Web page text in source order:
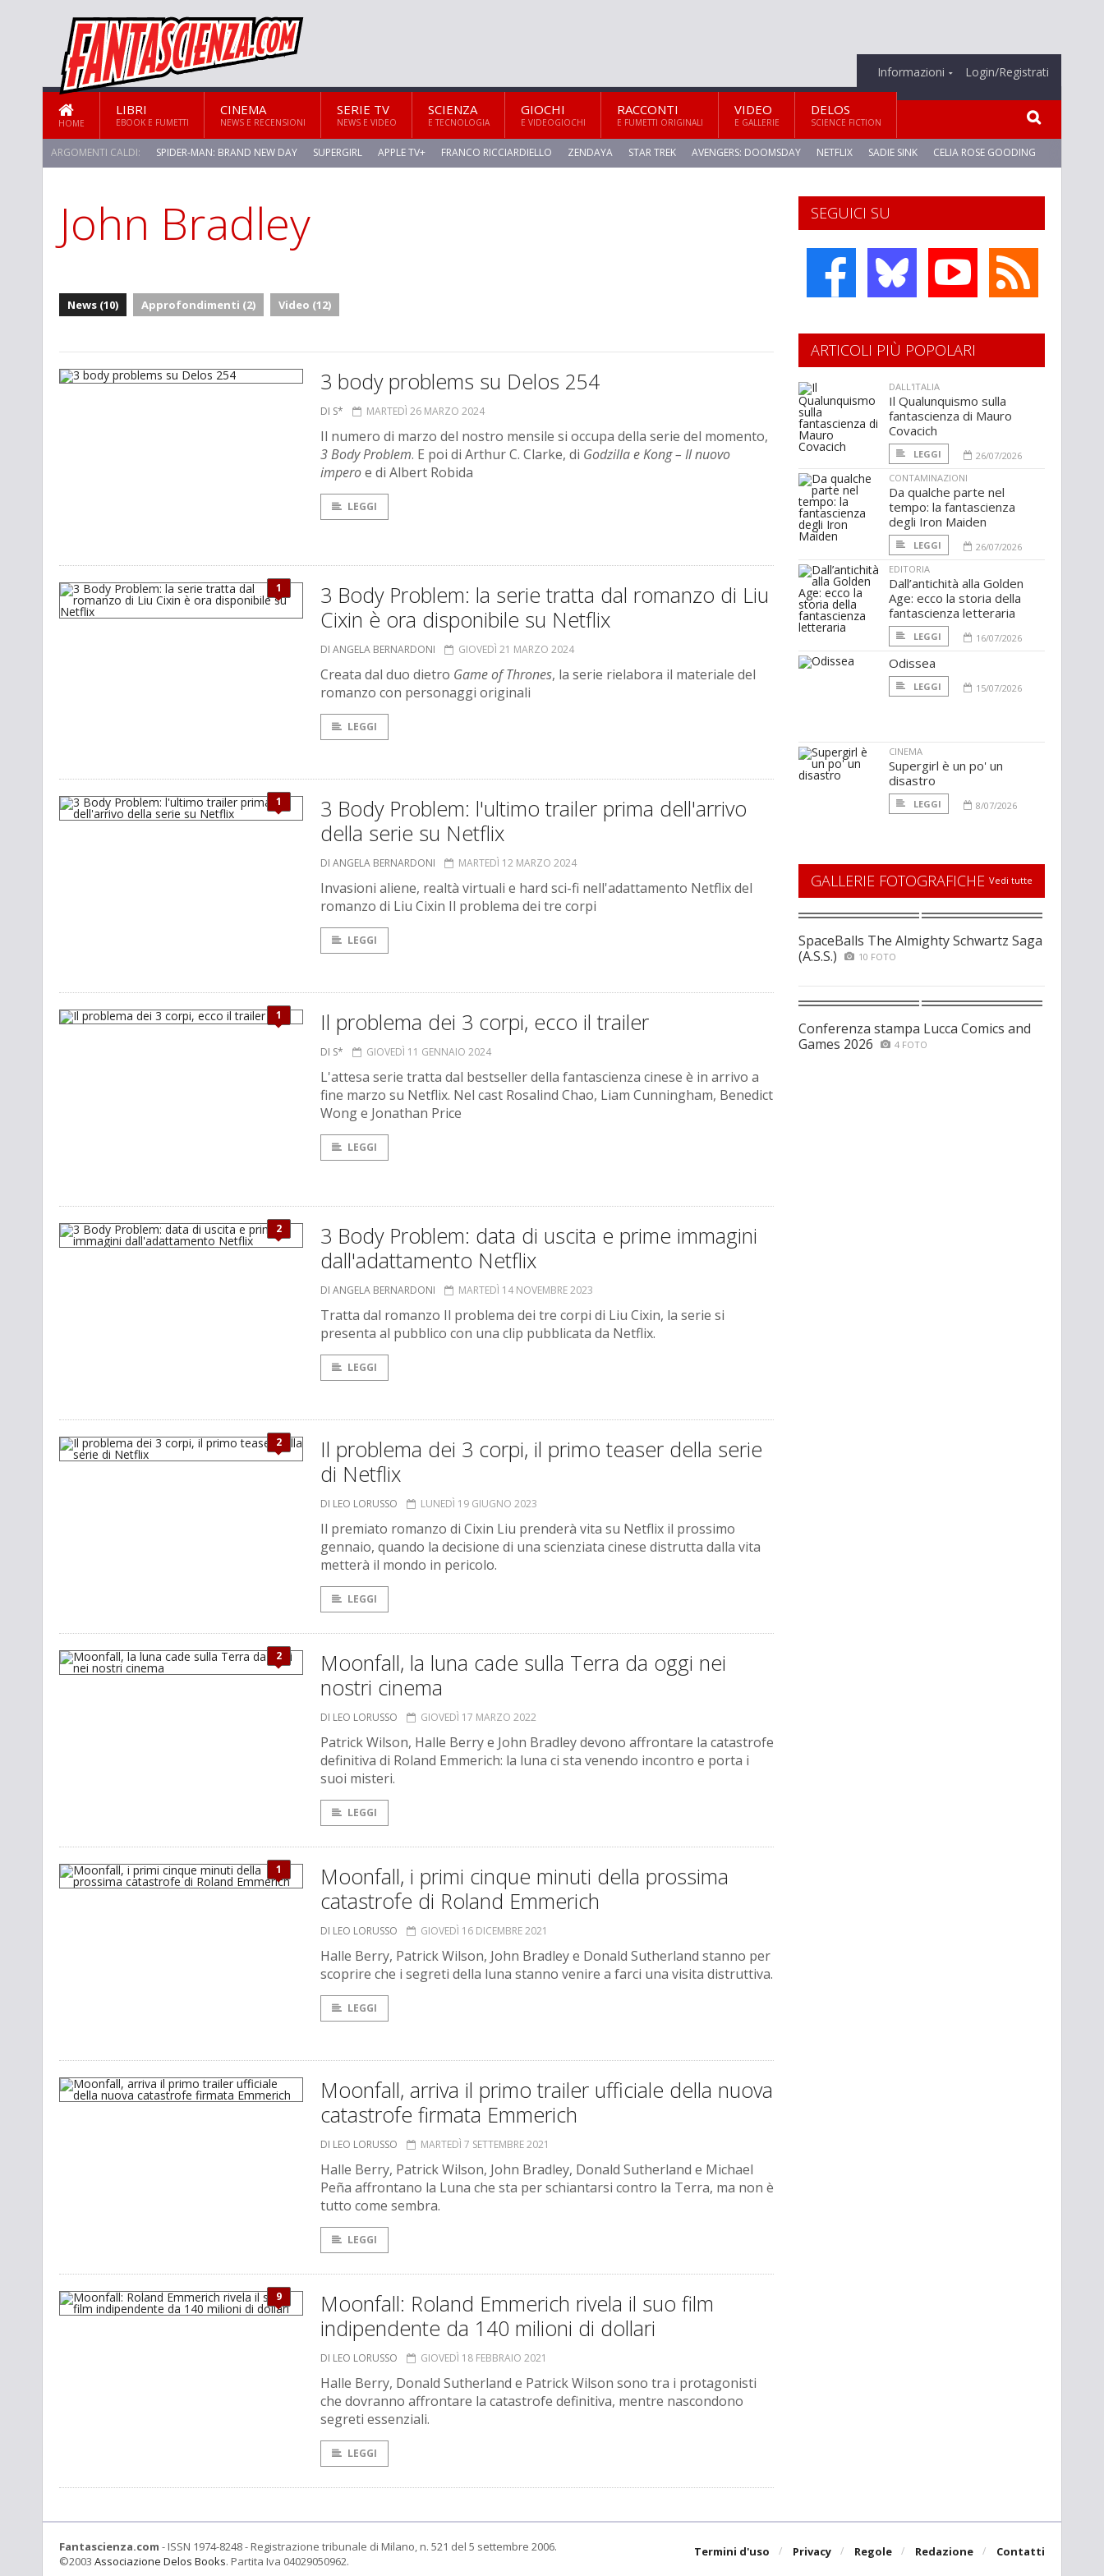
Informazioni Login/Registrati
HOME
LIBRI
EBOOK E FUMETTI
CINEMA
NEWS E RECENSIONI
SERIE TV
NEWS E VIDEO
SCIENZA
E TECNOLOGIA
GIOCHI
E VIDEOGIOCHI
RACCONTI
E FUMETTI ORIGINALI
VIDEO
E GALLERIE
DELOS
SCIENCE FICTION
ARGOMENTI CALDI: SPIDER-MAN: BRAND NEW DAY SUPERGIRL APPLE TV+ FRANCO RICCIARDIELLO ZENDAYA STAR TREK AVENGERS: DOOMSDAY NETFLIX SADIE SINK CELIA ROSE GOODING
John Bradley
News (10) Approfondimenti (2) Video (12)
3 body problems su Delos 254
DI S* MARTEDÌ 26 MARZO 2024
Il numero di marzo del nostro mensile si occupa della serie del momento,
3 Body Problem. E poi di Arthur C. Clarke, di Godzilla e Kong – Il nuovo
imperoe di Albert Robida
LEGGI
1
3 Body Problem: la serie tratta dal romanzo di Liu
Cixin è ora disponibile su Netflix
DI ANGELA BERNARDONI GIOVEDÌ 21 MARZO 2024
Creata dal duo dietro Game of Thrones, la serie rielabora il materiale del
romanzo con personaggi originali
LEGGI
1
3 Body Problem: l'ultimo trailer prima dell'arrivo
della serie su Netflix
DI ANGELA BERNARDONI MARTEDÌ 12 MARZO 2024
Invasioni aliene, realtà virtuali e hard sci-fi nell'adattamento Netflix del
romanzo di Liu Cixin Il problema dei tre corpi
LEGGI
1 Il problema dei 3 corpi, ecco il trailer
DI S* GIOVEDÌ 11 GENNAIO 2024
L'attesa serie tratta dal bestseller della fantascienza cinese è in arrivo a
fine marzo su Netflix. Nel cast Rosalind Chao, Liam Cunningham, Benedict
Wong e Jonathan Price
LEGGI
2
3 Body Problem: data di uscita e prime immagini
dall'adattamento Netflix
DI ANGELA BERNARDONI MARTEDÌ 14 NOVEMBRE 2023
Tratta dal romanzo Il problema dei tre corpi di Liu Cixin, la serie si
presenta al pubblico con una clip pubblicata da Netflix.
LEGGI
2
Il problema dei 3 corpi, il primo teaser della serie
di Netflix
DI LEO LORUSSO LUNEDÌ 19 GIUGNO 2023
Il premiato romanzo di Cixin Liu prenderà vita su Netflix il prossimo
gennaio, quando la decisione di una scienziata cinese distrutta dalla vita
metterà il mondo in pericolo.
LEGGI
2
Moonfall, la luna cade sulla Terra da oggi nei
nostri cinema
DI LEO LORUSSO GIOVEDÌ 17 MARZO 2022
Patrick Wilson, Halle Berry e John Bradley devono affrontare la catastrofe
definitiva di Roland Emmerich: la luna ci sta venendo incontro e porta i
suoi misteri.
LEGGI
1
Moonfall, i primi cinque minuti della prossima
catastrofe di Roland Emmerich
DI LEO LORUSSO GIOVEDÌ 16 DICEMBRE 2021
Halle Berry, Patrick Wilson, John Bradley e Donald Sutherland stanno per
scoprire che i segreti della luna stanno venire a farci una visita distruttiva.
LEGGI
Moonfall, arriva il primo trailer ufficiale della nuova
catastrofe firmata Emmerich
DI LEO LORUSSO MARTEDÌ 7 SETTEMBRE 2021
Halle Berry, Patrick Wilson, John Bradley, Donald Sutherland e Michael
Peña affrontano la Luna che sta per schiantarsi contro la Terra, ma non è
tutto come sembra.
LEGGI
9
Moonfall: Roland Emmerich rivela il suo film
indipendente da 140 milioni di dollari
DI LEO LORUSSO GIOVEDÌ 18 FEBBRAIO 2021
Halle Berry, Donald Sutherland e Patrick Wilson sono tra i protagonisti
che dovranno affrontare la catastrofe definitiva, mentre nascondono
segreti essenziali.
LEGGI
SEGUICI SU
ARTICOLI PIÙ POPOLARI
DALL'ITALIA
Il Qualunquismo sulla
fantascienza di Mauro
Covacich
LEGGI
26/07/2026
CONTAMINAZIONI
Da qualche parte nel
tempo: la fantascienza
degli Iron Maiden
LEGGI
26/07/2026
EDITORIA
Dall’antichità alla Golden
Age: ecco la storia della
fantascienza letteraria
LEGGI 16/07/2026
Odissea
LEGGI 15/07/2026
CINEMA
Supergirl è un po' un
disastro
LEGGI 8/07/2026
GALLERIE FOTOGRAFICHE Vedi tutte
SpaceBalls The Almighty Schwartz Saga
(A.S.S.)
10 FOTO
Conferenza stampa Lucca Comics and
Games 2026
4 FOTO
Termini d'uso Privacy Regole Redazione Contatti
Fantascienza.com - ISSN 1974-8248 - Registrazione tribunale di Milano, n. 521 del 5 settembre 2006.
©2003 Associazione Delos Books. Partita Iva 04029050962.